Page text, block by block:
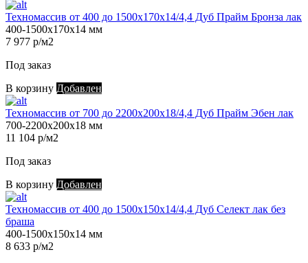
Техномассив от 400 до 1500х170х14/4,4 Дуб Прайм Бронза лак
400-1500х170х14 мм
7 977 р/м2
Под заказ
В корзину Добавлен
Техномассив от 700 до 2200х200х18/4,4 Дуб Прайм Эбен лак
700-2200х200х18 мм
11 104 р/м2
Под заказ
В корзину Добавлен
Техномассив от 400 до 1500х150х14/4,4 Дуб Селект лак без
браша
400-1500х150х14 мм
8 633 р/м2